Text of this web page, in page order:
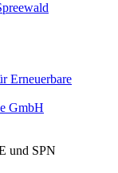
Erneuerbare
GmbH
und SPN